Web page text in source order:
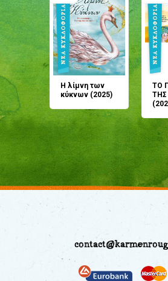
Η λίμνη των
κύκνων (2025)
ΤΟ
ΤΗΣ